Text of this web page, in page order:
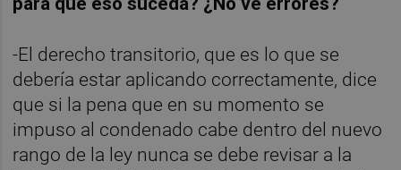
-El derecho transitorio, que es lo que se
debería estar aplicando correctamente, dice
que si la pena que en su momento se
impuso al condenado cabe dentro del nuevo
rango de la ley nunca se debe revisar a la